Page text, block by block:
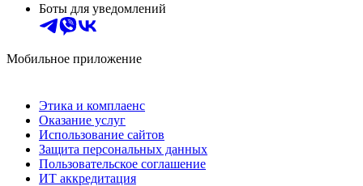
Боты для уведомлений
Мобильное приложение
Этика и комплаенс
Оказание услуг
Использование сайтов
Защита персональных данных
Пользовательское соглашение
ИТ аккредитация